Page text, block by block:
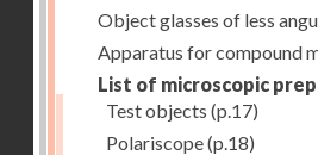
Object glasses of less
Apparatus for compound
List of microscopic
Test objects (p.17)
Polariscope(p.18)